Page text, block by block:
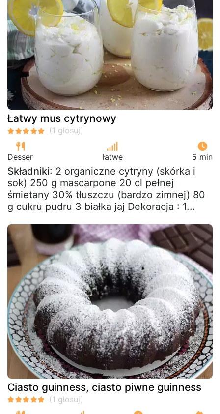
Łatwy mus cytrynowy
Desser łatwe 5 min
Składniki: 2 organiczne cytryny (skórka i
sok) 250 g mascarpone 20 cl pełnej
śmietany 30% tłuszczu (bardzo zimnej) 80
g cukru pudru 3 białka jaj Dekoracja : 1...
Ciasto guinness, ciasto piwne guinness